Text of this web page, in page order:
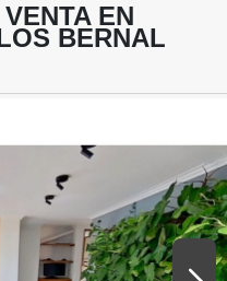
EN
BERNAL